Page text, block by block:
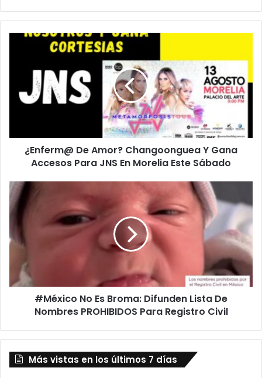
¿Enferm@
Changoonguea
Gana
JNS
Morelia
Sábado
¿Enferm@ De Amor? Changoonguea Y Gana
Accesos Para JNS En Morelia Este Sábado
#México
No
Es
Difunden
Lista
Nombres
PROHIBIDOS
Registro
#México No Es Broma: Difunden Lista De
Nombres PROHIBIDOS Para Registro Civil
Más vistas en los últimos 7 días